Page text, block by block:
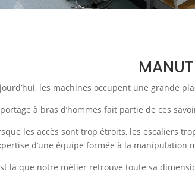
les machines occupent une grande
à bras d’hommes fait partie de ces
les accès sont trop étroits, les escaliers
d’une équipe formée à la manipulation
là que notre métier retrouve toute sa